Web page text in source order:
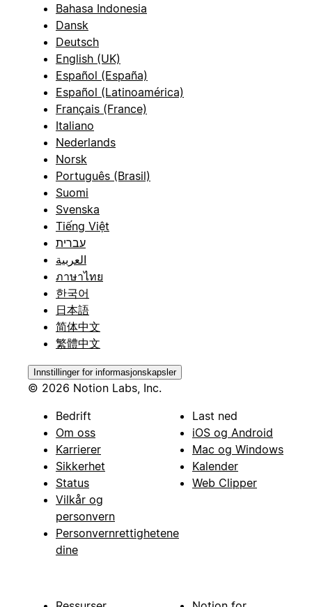
Bahasa Indonesia
Dansk
Deutsch
English (UK)
Español (España)
Español (Latinoamérica)
Français (France)
Italiano
Nederlands
Norsk
Português (Brasil)
Suomi
Svenska
Tiếng Việt
עברית
العربية
ภาษาไทย
한국어
日本語
简体中文
繁體中文
Innstillinger for informasjonskapsler
© 2026 Notion Labs, Inc.
Bedrift
Om oss
Karrierer
Sikkerhet
Status
Vilkår og
personvern
Personvernrettighetene
dine
Last ned
iOS og Android
Mac og Windows
Kalender
Web Clipper